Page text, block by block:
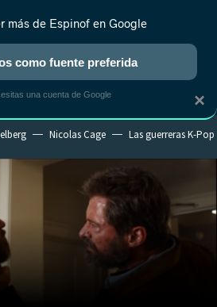
NUEVO
REALITY ANIME RANKINGS CINE
Nicolas Cage Las guerreras K-Pop
×
más de Espinof en Google
como fuente preferida
una cuenta de Google